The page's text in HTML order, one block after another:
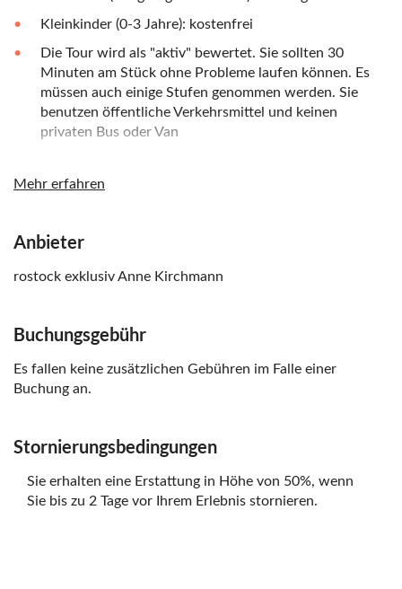
Kleinkinder (0-3 Jahre): kostenfrei
Die Tour wird als "aktiv" bewertet. Sie sollten 30
Minuten am Stück ohne Probleme laufen können. Es
müssen auch einige Stufen genommen werden. Sie
benutzen öffentliche Verkehrsmittel und keinen
privaten Bus oder Van
Gäste
Princess Cruises, Norwegian Cruise Lines, Holland
America Line, Celebrity Cruises, Royal Caribbean
einem Kreizfahrtschiff reisen
Mehr erfahren
Anbieter
rostock exklusiv Anne Kirchmann
Buchungsgebühr
Es fallen keine zusätzlichen Gebühren im Falle einer
Buchung an.
Stornierungsbedingungen
Sie erhalten eine Erstattung in Höhe von 50%, wenn
Sie bis zu 2 Tage vor Ihrem Erlebnis stornieren.